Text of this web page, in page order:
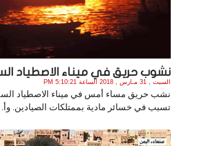
نشوب حريق في ميناء الاصطياد
السبت , 31 مـارس , 2018 الساعة 5:10:21 PM
نشب حريق مساء أمس في ميناء الاصطياد
تسبب في خسائر مادية بممتلكات الصيادين. وأ.